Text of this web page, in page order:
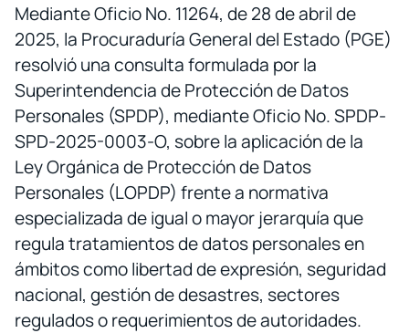
Mediante Oficio No. 11264, de 28 de abril de
2025, la Procuraduría General del Estado (PGE)
resolvió una consulta formulada por la
Superintendencia de Protección de Datos
Personales (SPDP), mediante Oficio No. SPDP-
SPD-2025-0003-O, sobre la aplicación de la
Ley Orgánica de Protección de Datos
Personales (LOPDP) frente a normativa
especializada de igual o mayor jerarquía que
regula tratamientos de datos personales en
ámbitos como libertad de expresión, seguridad
nacional, gestión de desastres, sectores
regulados o requerimientos de autoridades.